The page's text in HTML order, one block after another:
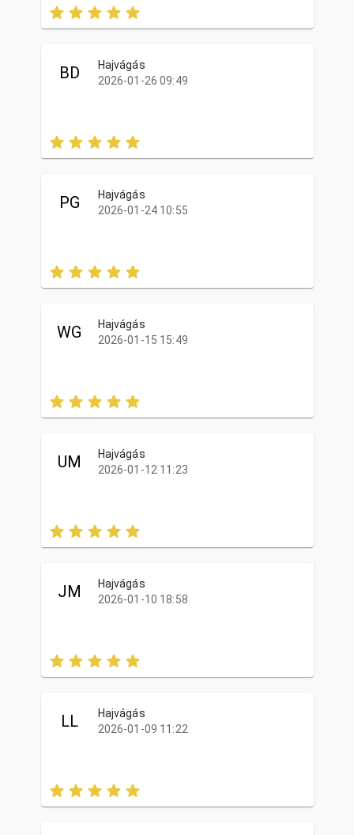
BD
Hajvágás
2026-01-26 09:49
PG
Hajvágás
2026-01-24 10:55
WG
Hajvágás
2026-01-15 15:49
UM
Hajvágás
2026-01-12 11:23
JM
Hajvágás
2026-01-10 18:58
LL
Hajvágás
2026-01-09 11:22